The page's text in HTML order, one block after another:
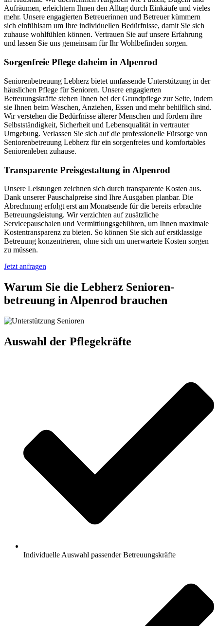
Aufräumen, erleichtern Ihnen den Alltag durch Einkäufe und vieles
mehr. Unsere engagierten Betreuerinnen und Betreuer kümmern
sich einfühlsam um Ihre individuellen Bedürfnisse, damit Sie sich
zuhause wohlfühlen können. Vertrauen Sie auf unsere Erfahrung
und lassen Sie uns gemeinsam für Ihr Wohlbefinden sorgen.
Sorgenfreie Pflege daheim in Alpenrod
Seniorenbetreuung Lebherz bietet umfassende Unterstützung in der
häuslichen Pflege für Senioren. Unsere engagierten
Betreuungskräfte stehen Ihnen bei der Grundpflege zur Seite, indem
sie Ihnen beim Waschen, Anziehen, Essen und mehr behilflich sind.
Wir verstehen die Bedürfnisse älterer Menschen und fördern ihre
Selbstständigkeit, Sicherheit und Lebensqualität in vertrauter
Umgebung. Verlassen Sie sich auf die professionelle Fürsorge von
Seniorenbetreuung Lebherz für ein sorgenfreies und komfortables
Seniorenleben zuhause.
Transparente Preisgestaltung in Alpenrod
Unsere Leistungen zeichnen sich durch transparente Kosten aus.
Dank unserer Pauschalpreise sind Ihre Ausgaben planbar. Die
Abrechnung erfolgt erst am Monatsende für die bereits erbrachte
Betreuungsleistung. Wir verzichten auf zusätzliche
Servicepauschalen und Vermittlungsgebühren, um Ihnen maximale
Kostentransparenz zu bieten. So können Sie sich auf erstklassige
Betreuung konzentrieren, ohne sich um unerwartete Kosten sorgen
zu müssen.
Jetzt anfragen
Warum Sie die Lebherz Senioren­
betreuung in Alpenrod brauchen
Auswahl der Pflegekräfte
Individuelle Auswahl passender Betreuungskräfte